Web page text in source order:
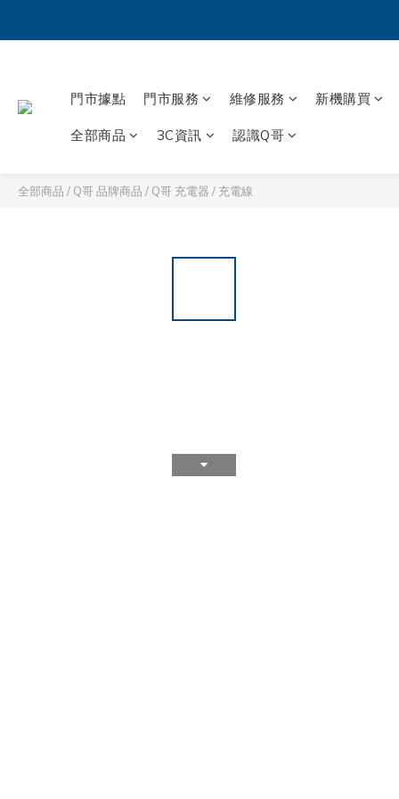
門市據點 門市服務 維修服務 新機購買
全部商品 3C資訊 認識Q哥
全部商品 / Q哥 品牌商品 / Q哥 充電器 / 充電線